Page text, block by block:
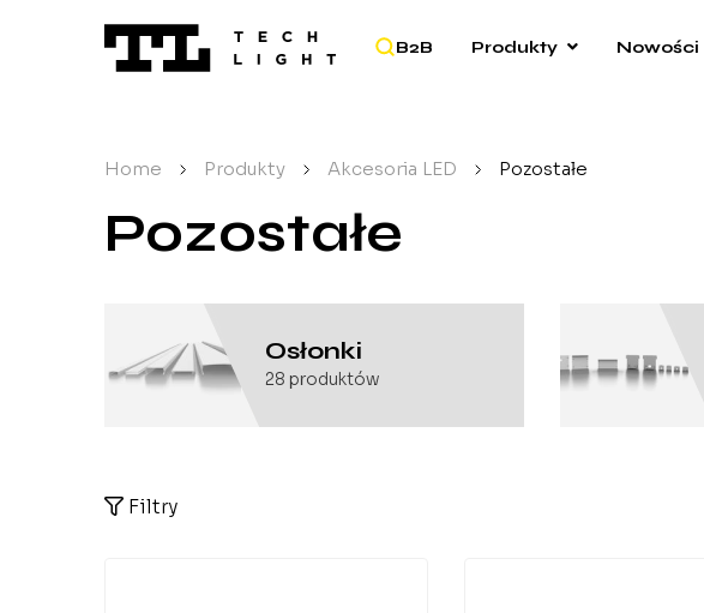
B2B Produkty Nowości
Home / Produkty / Akcesoria LED / Pozostałe
Pozostałe
Osłonki
28 produktów
Filtry